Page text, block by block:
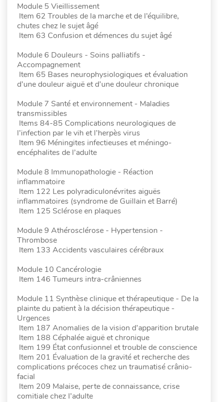
Module 5 Vieillissement
Item 62 Troubles de la marche et de l’équilibre,
chutes chez le sujet âgé
Item 63 Confusion et démences du sujet âgé
Module 6 Douleurs - Soins palliatifs -
Accompagnement
Item 65 Bases neurophysiologiques et évaluation
d’une douleur aiguë et d’une douleur chronique
Module 7 Santé et environnement - Maladies
transmissibles
Items 84-85 Complications neurologiques de
l’infection par le vih et l’herpès virus
Item 96 Méningites infectieuses et méningo-
encéphalites de l’adulte
Module 8 Immunopathologie - Réaction
inflammatoire
Item 122 Les polyradiculonévrites aiguës
inflammatoires (syndrome de Guillain et Barré)
Item 125 Sclérose en plaques
Module 9 Athérosclérose - Hypertension -
Thrombose
Item 133 Accidents vasculaires cérébraux
Module 10 Cancérologie
Item 146 Tumeurs intra-crâniennes
Module 11 Synthèse clinique et thérapeutique - De la
plainte du patient à la décision thérapeutique -
Urgences
Item 187 Anomalies de la vision d’apparition brutale
Item 188 Céphalée aiguë et chronique
Item 199 État confusionnel et trouble de conscience
Item 201 Évaluation de la gravité et recherche des
complications précoces chez un traumatisé crânio-
facial
Item 209 Malaise, perte de connaissance, crise
comitiale chez l’adulte